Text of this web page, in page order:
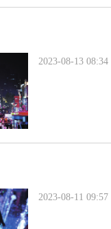
2023-08-13 08:34
2023-08-11 09:57